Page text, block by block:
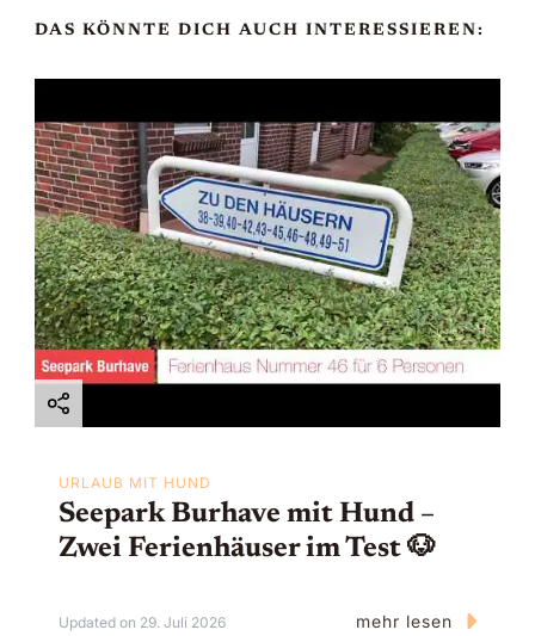
g
a
t
i
o
n
DAS KÖNNTE DICH AUCH INTERESSIEREN:
URLAUB MIT HUND
Seepark Burhave mit Hund –
Zwei Ferienhäuser im Test 🐶
Updated on 29. Juli 2026 mehr lesen